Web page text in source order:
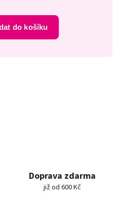
do košíku
Doprava zdarma
již od 600 Kč